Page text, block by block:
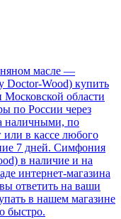
масле —
Wood) купить
области
по России через
наличными, по
или в кассе любого
7 дней. Симфония
в наличие и на
интернет-магазина
ответить на ваши
в нашем магазине
быстро.